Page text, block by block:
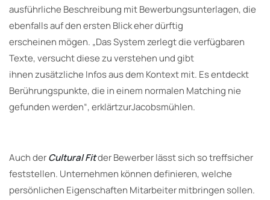
ausführliche Beschreibung mit Bewerbungsunterlagen, die
ebenfalls auf den ersten Blick eher dürftig
erscheinen mögen. „Das System zerlegt die verfügbaren
Texte, versucht diese zu verstehen und gibt
ihnen zusätzliche Infos aus dem Kontext mit. Es entdeckt
Berührungspunkte, die in einem normalen Matching nie
gefunden werden“, erklärtzurJacobsmühlen.
Auch derCultural Fitder Bewerber lässt sich so treffsicher
feststellen. Unternehmen können definieren, welche
persönlichen Eigenschaften Mitarbeiter mitbringen sollen.